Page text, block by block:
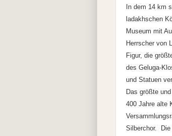
In dem 14 km
ladakhschen
Museum mit
Herrscher von
Figur, die
des Geluga-
und Statuen
Das größte
400 Jahre alte
Silberchor. Die